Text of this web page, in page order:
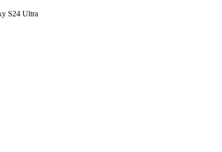
S24 Ultra